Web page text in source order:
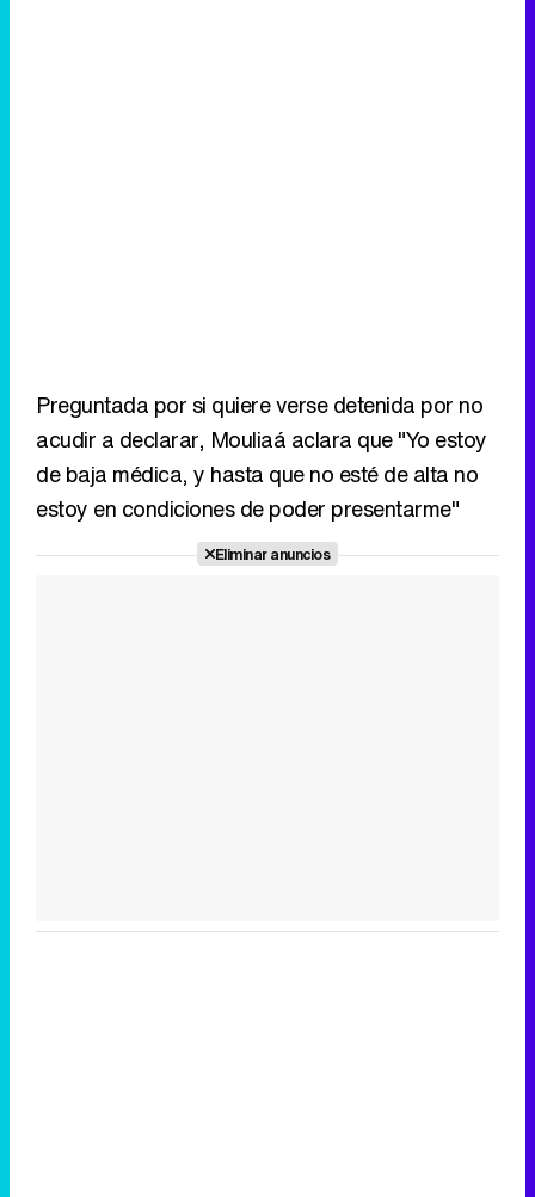
Preguntada por si quiere verse detenida por no
acudir a declarar, Mouliaá aclara que "Yo estoy
de baja médica, y hasta que no esté de alta no
estoy en condiciones de poder presentarme"
Eliminar anuncios